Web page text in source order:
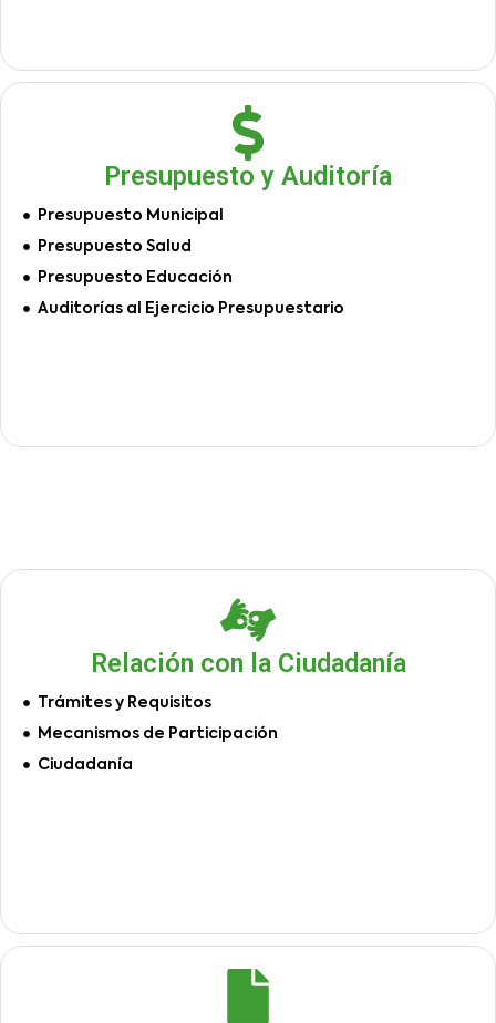
Presupuesto y Auditoría
Presupuesto Municipal
Presupuesto Salud
Presupuesto Educación
Auditorías al Ejercicio Presupuestario
Relación con la Ciudadanía
Trámites y Requisitos
Mecanismos de Participación
Ciudadanía